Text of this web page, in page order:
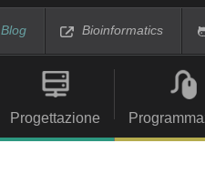
Blog Bioinformatics
Progettazione